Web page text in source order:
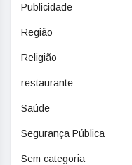
Publicidade
Região
Religião
restaurante
Saúde
Segurança Pública
Sem categoria